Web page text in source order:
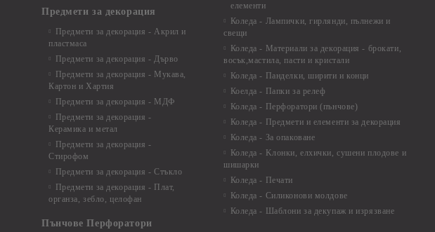
Предмети за декорация
Предмети за декорация - Акрил и
пластмаса
Предмети за декорация - Дърво
Предмети за декорация - Мукава,
Картон и Хартия
Предмети за декорация - МДФ
Предмети за декорация -
Керамика и метал
Предмети за декорация -
Стирофом
Предмети за декорация - Стъкло
Предмети за декорация - Плат,
органза, зебло, целофан
Пънчове Перфоратори
елементи
Коледа - Лампички, гирлянди, пълнежи и
свещи
Коледа - Материали за декорация - брокати,
восък,мастила, пасти и кристали
Коледа - Панделки, ширити и конци
Коелда - Папки за релеф
Коледа - Перфоратори (пънчове)
Коледа - Предмети и елементи за декорация
Коледа - За опаковане
Коледа - Kлонки, елхички, сушени плодове и
шишарки
Коледа - Печати
Коледа - Силиконови молдове
Коледа - Шаблони за декупаж и изрязване